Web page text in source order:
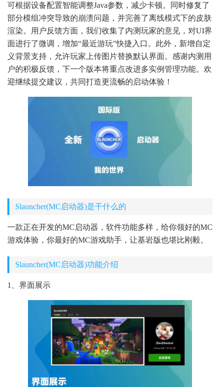
可根据设备配置智能调整Java参数，减少卡顿。同时修复了
部分模组冲突导致的崩溃问题，并完善了离线模式下的皮肤
渲染。用户反馈方面，我们收集了内测玩家的意见，对UI界
面进行了微调，增加“最近游玩”快捷入口。此外，新增自定
义背景支持，允许玩家上传图片替换默认界面。感谢内测用
户的积极反馈，下一个版本将重点改进多实例管理功能。欢
迎继续提交建议，共同打造更流畅的启动体验！
Slauncher(MC启动器)是干什么的
一款正在开发的MC启动器，软件功能多样，给你领好的MC
游戏体验，你最好的MC游戏助手，让基岩版也堪比刚毅。
Slauncher(MC启动器)功能介绍
1、界面展示